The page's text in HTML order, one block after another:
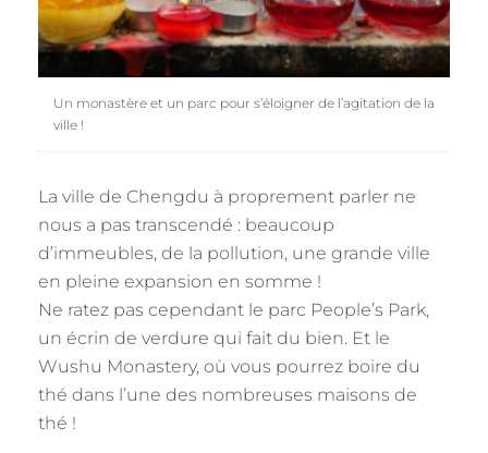
Un monastère et un parc pour s’éloigner de l’agitation de la
ville !
La ville de Chengdu à proprement parler ne
nous a pas transcendé : beaucoup
d’immeubles, de la pollution, une grande ville
en pleine expansion en somme !
Ne ratez pas cependant le parc People’s Park,
un écrin de verdure qui fait du bien. Et le
Wushu Monastery, où vous pourrez boire du
thé dans l’une des nombreuses maisons de
thé !